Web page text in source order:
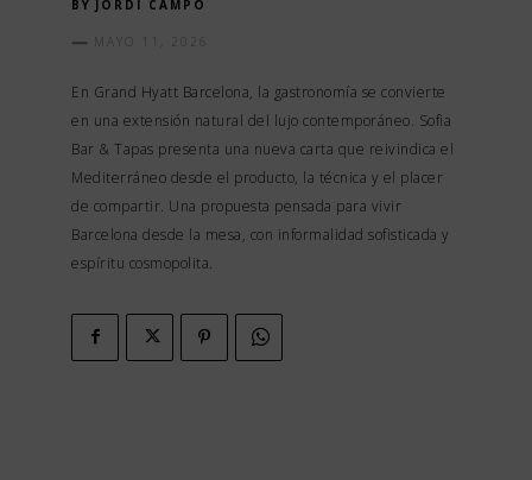
BY JORDI CAMPO
MAYO 11, 2026
En Grand Hyatt Barcelona, la gastronomía se convierte
en una extensión natural del lujo contemporáneo. Sofia
Bar & Tapas presenta una nueva carta que reivindica el
Mediterráneo desde el producto, la técnica y el placer
de compartir. Una propuesta pensada para vivir
Barcelona desde la mesa, con informalidad sofisticada y
espíritu cosmopolita.